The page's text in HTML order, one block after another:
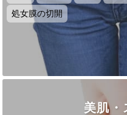
処女膜の切開
美肌・